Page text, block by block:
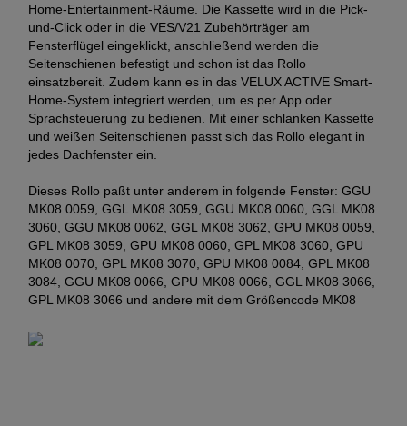
Home-Entertainment-Räume. Die Kassette wird in die Pick-
und-Click oder in die VES/V21 Zubehörträger am
Fensterflügel eingeklickt, anschließend werden die
Seitenschienen befestigt und schon ist das Rollo
einsatzbereit. Zudem kann es in das VELUX ACTIVE Smart-
Home-System integriert werden, um es per App oder
Sprachsteuerung zu bedienen. Mit einer schlanken Kassette
und weißen Seitenschienen passt sich das Rollo elegant in
jedes Dachfenster ein.
Dieses Rollo paßt unter anderem in folgende Fenster: GGU
MK08 0059, GGL MK08 3059, GGU MK08 0060, GGL MK08
3060, GGU MK08 0062, GGL MK08 3062, GPU MK08 0059,
GPL MK08 3059, GPU MK08 0060, GPL MK08 3060, GPU
MK08 0070, GPL MK08 3070, GPU MK08 0084, GPL MK08
3084, GGU MK08 0066, GPU MK08 0066, GGL MK08 3066,
GPL MK08 3066 und andere mit dem Größencode MK08